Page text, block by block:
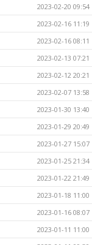
2023-02-20 09:54
2023-02-16 11:19
2023-02-16 08:11
2023-02-13 07:21
2023-02-12 20:21
2023-02-07 13:58
2023-01-30 13:40
2023-01-29 20:49
2023-01-27 15:07
2023-01-25 21:34
2023-01-22 21:49
2023-01-18 11:00
2023-01-16 08:07
2023-01-11 11:00